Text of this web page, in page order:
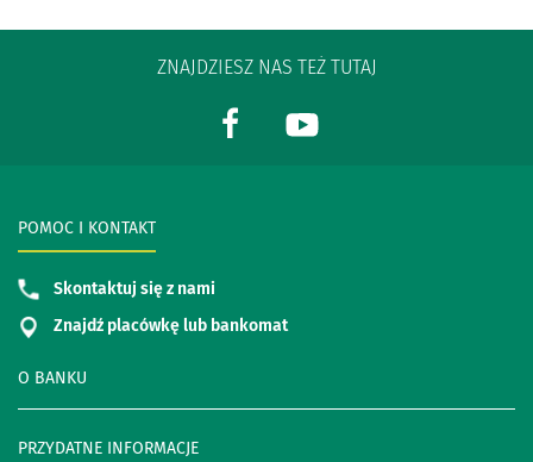
ZNAJDZIESZ NAS TEŻ TUTAJ
O BANKU
PRZYDATNE INFORMACJE
POMOC I KONTAKT
Skontaktuj się z nami
Znajdź placówkę lub bankomat